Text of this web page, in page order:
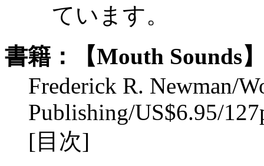
ています。
書籍：【Mouth Sounds
Frederick R. Newman/
Publishing/US$6.95/
[目次]